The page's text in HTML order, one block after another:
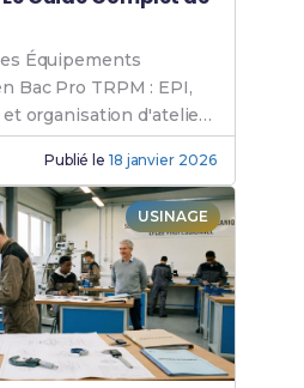
Équipements
Bac Pro TRPM : EPI,
organisation d'atelier
sécurité.
Publié le 18 janvier 2026
USINAGE